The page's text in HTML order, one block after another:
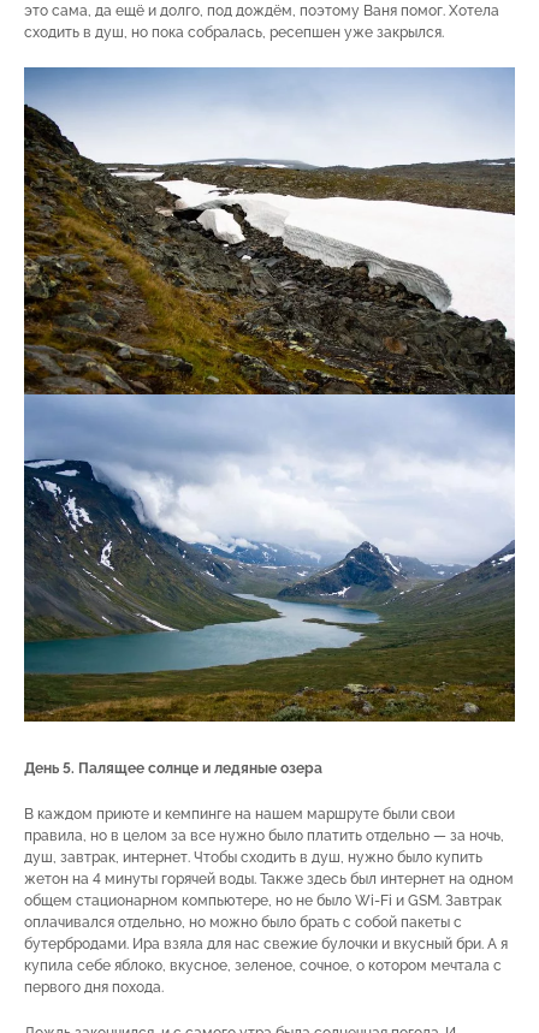
это сама, да ещё и долго, под дождём, поэтому Ваня помог. Хотела
сходить в душ, но пока собралась, ресепшен уже закрылся.
День 5. Палящее солнце и ледяные озера
В каждом приюте и кемпинге на нашем маршруте были свои
правила, но в целом за все нужно было платить отдельно — за ночь,
душ, завтрак, интернет. Чтобы сходить в душ, нужно было купить
жетон на 4 минуты горячей воды. Также здесь был интернет на одном
общем стационарном компьютере, но не было Wi-Fi и GSM. Завтрак
оплачивался отдельно, но можно было брать с собой пакеты с
бутербродами. Ира взяла для нас свежие булочки и вкусный бри. А я
купила себе яблоко, вкусное, зеленое, сочное, о котором мечтала с
первого дня похода.